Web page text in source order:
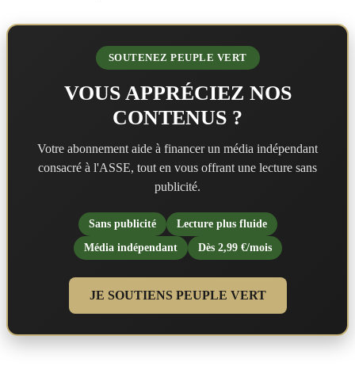
SOUTENEZ PEUPLE VERT
VOUS APPRÉCIEZ NOS
CONTENUS ?
Votre abonnement aide à financer un média indépendant
consacré à l'ASSE, tout en vous offrant une lecture sans
publicité.
Sans publicité
Lecture plus fluide
Média indépendant
Dès 2,99 €/mois
JE SOUTIENS PEUPLE VERT